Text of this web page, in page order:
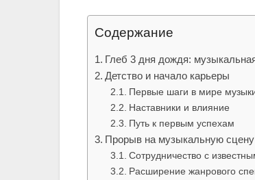
Содержание
Глеб 3 дня дождя:
Детство и начало карьеры
Первые шаги в мире
Наставники и влияние
Путь к первым успехам
Прорыв на музыкальную сцену
Сотрудничество с
Расширение жанрового